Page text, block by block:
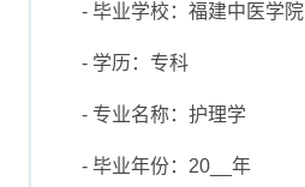
- 毕业学校：福建中医学院
- 学历：专科
- 专业名称：护理学
- 毕业年份：20__年